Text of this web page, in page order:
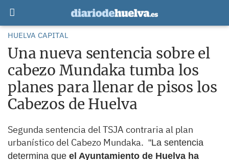
HUELVA CAPITAL
Una nueva sentencia sobre el
cabezo Mundaka tumba los
planes para llenar de pisos los
Cabezos de Huelva
Segunda sentencia del TSJA contraria al plan
urbanístico del Cabezo Mundaka. "La sentencia
determina que el Ayuntamiento de Huelva ha